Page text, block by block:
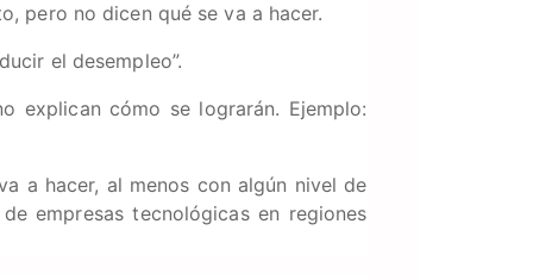
pero no dicen qué se va a hacer.
el desempleo”.
explican cómo se lograrán. Ejemplo:
a hacer, al menos con algún nivel de
empresas tecnológicas en regiones